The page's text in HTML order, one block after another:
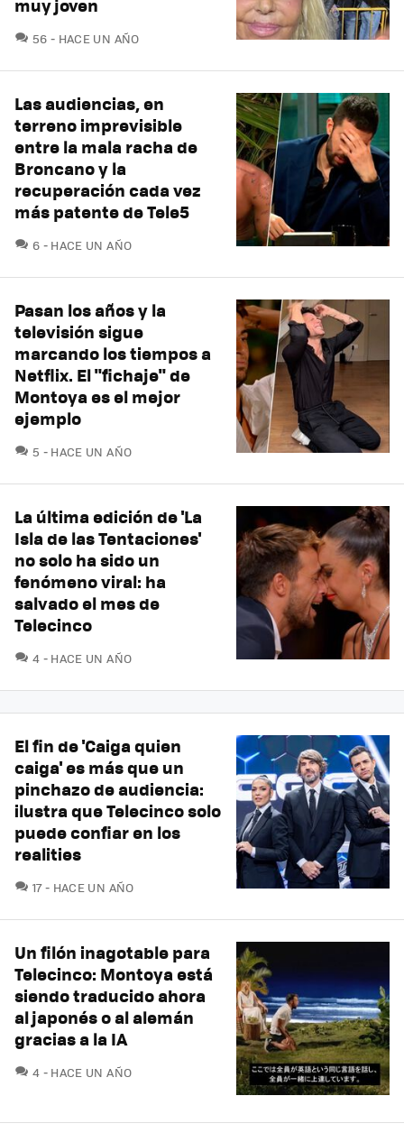
muy joven
56 COMENTARIOS
HACE UN AÑO
Las audiencias, en
terreno imprevisible
entre la mala racha de
Broncano y la
recuperación cada vez
más patente de Tele5
6 COMENTARIOS
HACE UN AÑO
Pasan los años y la
televisión sigue
marcando los tiempos a
Netflix. El "fichaje" de
Montoya es el mejor
ejemplo
5 COMENTARIOS
HACE UN AÑO
La última edición de 'La
Isla de las Tentaciones'
no solo ha sido un
fenómeno viral: ha
salvado el mes de
Telecinco
4 COMENTARIOS
HACE UN AÑO
El fin de 'Caiga quien
caiga' es más que un
pinchazo de audiencia:
ilustra que Telecinco solo
puede confiar en los
realities
17COMENTARIOS
HACE UN AÑO
Un filón inagotable para
Telecinco: Montoya está
siendo traducido ahora
al japonés o al alemán
gracias a la IA
4 COMENTARIOS
HACE UN AÑO